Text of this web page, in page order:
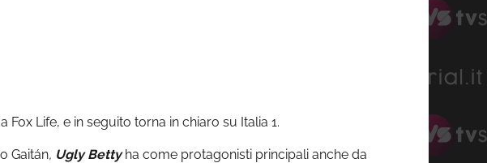
Fox Life, e in seguito torna in chiaro su Italia 1.
Gaitán, Ugly Betty ha come protagonisti principali anche da